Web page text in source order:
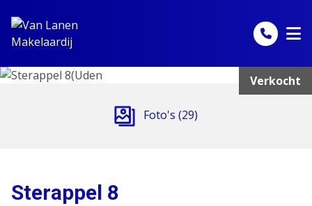
Verkocht
Foto's (29)
Sterappel 8